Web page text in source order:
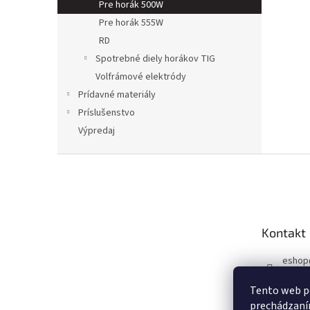
Tento web
Pre horák 500W
Pre horák 555W
RD
Spotrebné diely horákov TIG
Volfrámové elektródy
Prídavné materiály
Príslušenstvo
Výpredaj
Kontakt
eshop